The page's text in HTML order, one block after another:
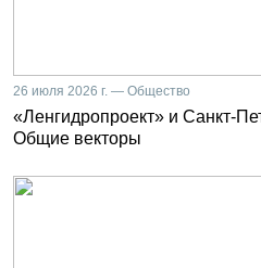
26 июля 2026 г. — Общество
«Ленгидропроект» и Санкт-
Общие векторы